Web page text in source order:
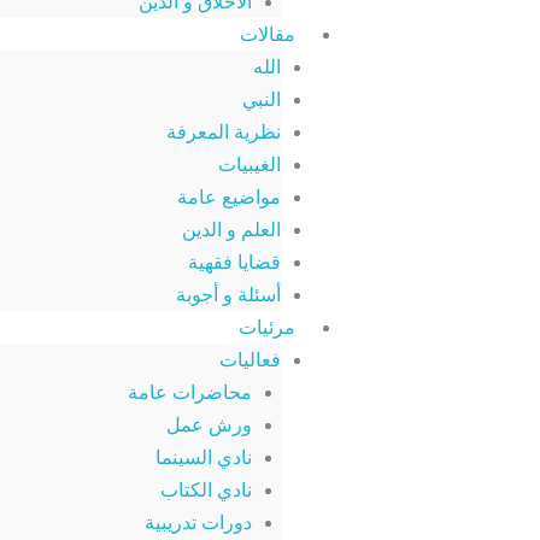
مقالات
الله
النبي
نظرية المعرفة
الغيبيات
مواضيع عامة
العلم و الدين
قضايا فقهية
أسئلة و أجوبة
مرئيات
فعاليات
محاضرات عامة
ورش عمل
نادي السينما
نادي الكتاب
دورات تدريبية